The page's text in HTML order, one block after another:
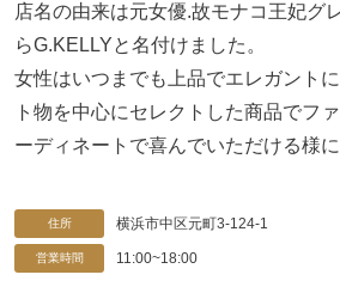
店名の由来は元女優.故モナコ王妃グ
らG.KELLYと名付けました。
女性はいつまでも上品でエレガント
ト物を中心にセレクトした商品でフ
ーディネートで喜んでいただける様
住所 横浜市中区元町3-124-1
営業時間 11:00~18:00